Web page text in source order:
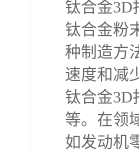
化工等领
发动机部
域，耐高
等耐高温
耐高温
提高生产